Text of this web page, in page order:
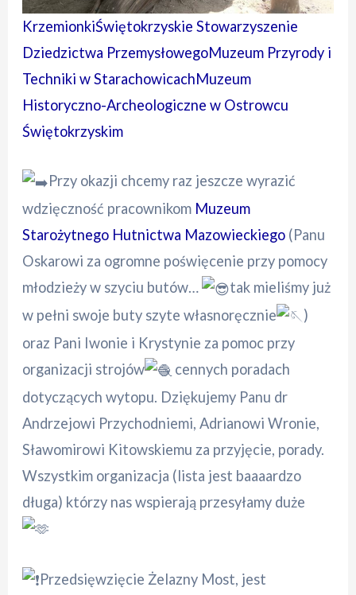
KrzemionkiŚwiętokrzyskie Stowarzyszenie
Dziedzictwa PrzemysłowegoMuzeum Przyrody i
Techniki w StarachowicachMuzeum
Historyczno-Archeologiczne w Ostrowcu
Świętokrzyskim
Przy okazji chcemy raz jeszcze wyrazić
wdzięczność pracownikom Muzeum
Starożytnego Hutnictwa Mazowieckiego (Panu
Oskarowi za ogromne poświęcenie przy pomocy
młodzieży w szyciu butów…
tak mieliśmy już
w pełni swoje buty szyte własnoręcznie
)
oraz Pani Iwonie i Krystynie za pomoc przy
organizacji strojów
cennych poradach
dotyczących wytopu. Dziękujemy Panu dr
Andrzejowi Przychodniemi, Adrianowi Wronie,
Sławomirowi Kitowskiemu za przyjęcie, porady.
Wszystkim organizacja (lista jest baaaardzo
długa) którzy nas wspierają przesyłamy duże
Przedsięwzięcie Żelazny Most, jest